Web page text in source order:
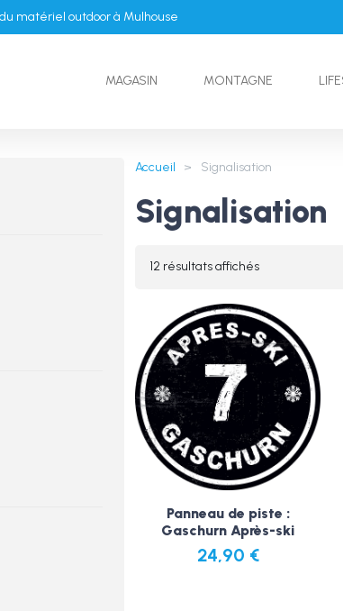
matériel outdoor à Mulhouse
MAGASIN MONTAGNE
Accueil > Signalisation
Signalisation
12 résultats affichés
Panneau de piste :
Gaschurn Après-ski
24,90 €